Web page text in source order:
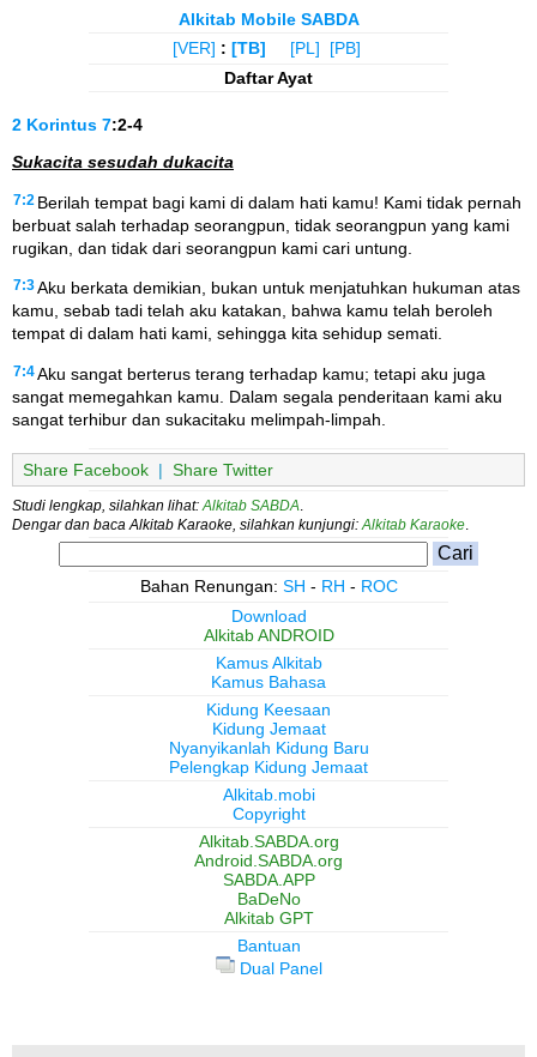
Alkitab Mobile SABDA
[VER] : [TB] [PL]
[PB]
Daftar Ayat
2 Korintus 7:2-4
Sukacita sesudah dukacita
7:2 Berilah tempat bagi kami di dalam hati kamu! Kami tidak pernah
berbuat salah terhadap seorangpun, tidak seorangpun yang kami
rugikan, dan tidak dari seorangpun kami cari untung.
7:3Aku berkata demikian, bukan untuk menjatuhkan hukuman atas
kamu, sebab tadi telah aku katakan, bahwa kamu telah beroleh
tempat di dalam hati kami, sehingga kita sehidup semati.
7:4Aku sangat berterus terang terhadap kamu; tetapi aku juga
sangat memegahkan kamu. Dalam segala penderitaan kami aku
sangat terhibur dan sukacitaku melimpah-limpah.
Share Facebook | Share Twitter
Studi lengkap, silahkan lihat: Alkitab SABDA
Dengar dan baca Alkitab Karaoke, silahkan kunjungi: Alkitab Karaoke
Bahan Renungan: SH - RH - ROC
Download
Alkitab ANDROID
Kamus Alkitab
Kamus Bahasa
Kidung Keesaan
Kidung Jemaat
Nyanyikanlah Kidung Baru
Pelengkap Kidung Jemaat
Alkitab.mobi
Copyright
Alkitab.SABDA.org
Android.SABDA.org
SABDA.APP
BaDeNo
Alkitab GPT
Bantuan
Dual Panel